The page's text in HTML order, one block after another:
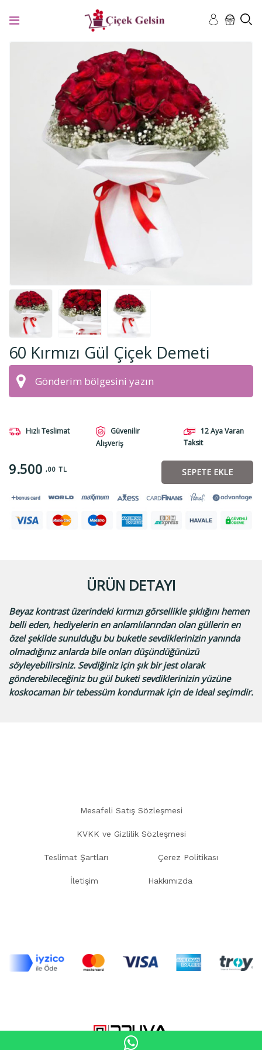
60 Kırmızı Gül Çiçek Demeti
Hızlı Teslimat
Güvenilir
Alışveriş
12 Aya Varan
Taksit
9.500 ,00 TL SEPETE EKLE
ÜRÜN DETAYI
Beyaz kontrast üzerindeki kırmızı görsellikle şıklığını hemen
belli eden, hediyelerin en anlamlılarından olan güllerin en
özel şekilde sunulduğu bu buketle sevdiklerinizin yanında
olmadığınız anlarda bile onları düşündüğünüzü
söyleyebilirsiniz. Sevdiğiniz için şık bir jest olarak
gönderebileceğiniz bu gül buketi sevdiklerinizin yüzüne
koskocaman bir tebessüm kondurmak için de ideal seçimdir.
Mesafeli Satış Sözleşmesi
KVKK ve Gizlilik Sözleşmesi
Teslimat Şartları Çerez Politikası
İletişim Hakkımızda